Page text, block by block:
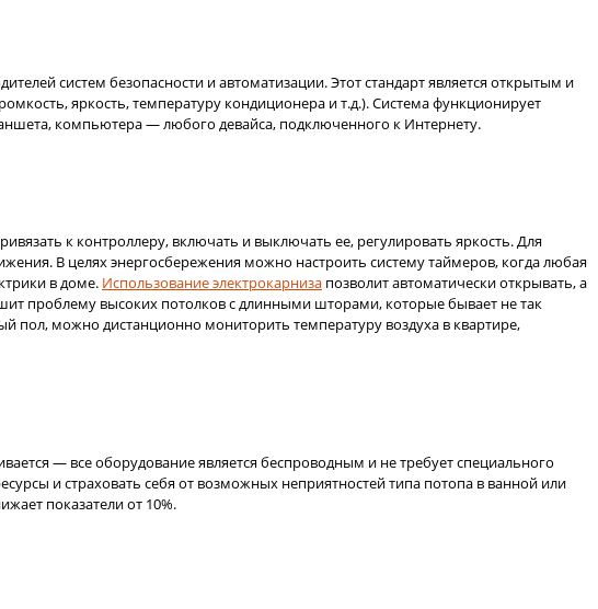
систем безопасности и автоматизации. Этот стандарт является открытым и
яркость, температуру кондиционера и т.д.). Система функционирует
компьютера — любого девайса, подключенного к Интернету.
к контроллеру, включать и выключать ее, регулировать яркость. Для
В целях энергосбережения можно настроить систему таймеров, когда любая
в доме. Использование электрокарниза позволит автоматически открывать, а
проблему высоких потолков с длинными шторами, которые бывает не так
можно дистанционно мониторить температуру воздуха в квартире,
— все оборудование является беспроводным и не требует специального
и страховать себя от возможных неприятностей типа потопа в ванной или
показатели от 10%.